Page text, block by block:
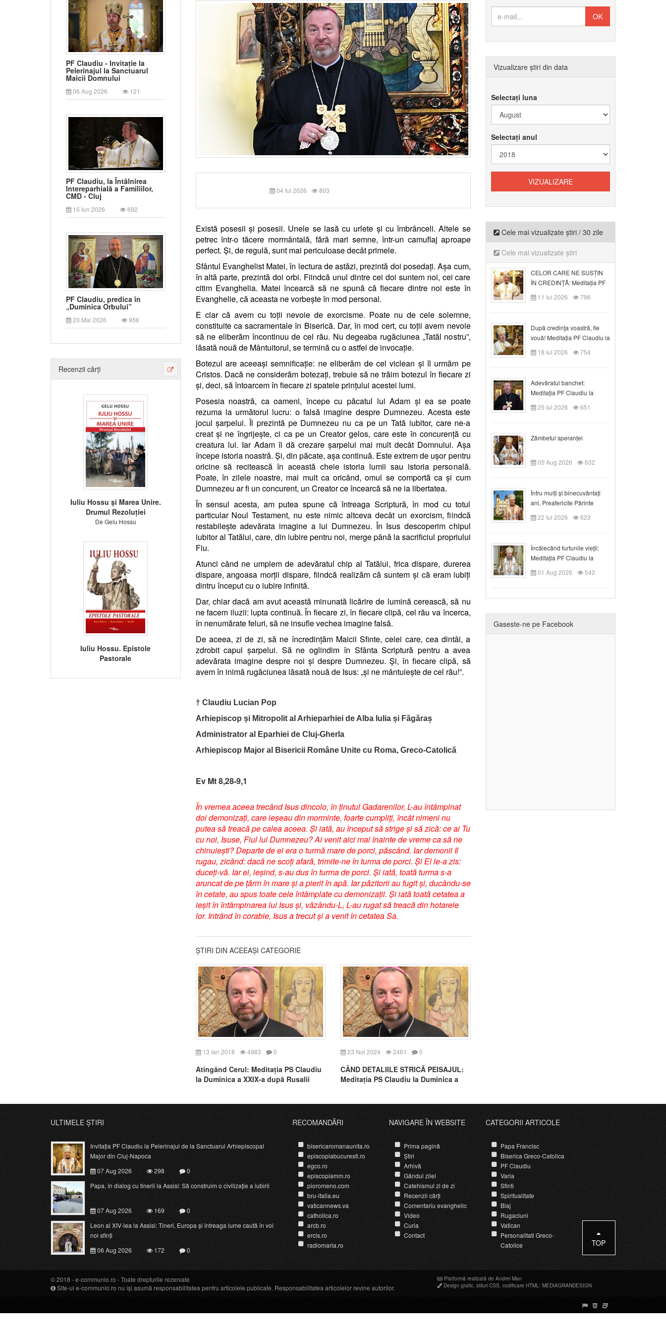
PF Claudiu - Invitație la
Pelerinajul la Sanctuarul
Maicii Domnului
06 Aug 2026 121
PF Claudiu, la Întâlnirea
Intereparhială a Familiilor,
CMD - Cluj
15 Iun 2026 692
PF Claudiu, predica în
„Duminica Orbului”
20 Mai 2026 956
Recenzii cărți
Iuliu Hossu și Marea Unire.
Drumul Rezoluției
De Gelu Hossu
Iuliu Hossu. Epistole
Pastorale
04 Iul 2026 803
Există posesii și posesii. Unele se lasă cu urlete și cu îmbrânceli. Altele se
petrec într-o tăcere mormântală, fără mari semne, într-un camuflaj aproape
perfect. Și, de regulă, sunt mai periculoase decât primele.
Sfântul Evanghelist Matei, în lectura de astăzi, prezintă doi posedați. Așa cum,
în altă parte, prezintă doi orbi. Fiindcă unul dintre cei doi suntem noi, cei care
citim Evanghelia. Matei încearcă să ne spună că fiecare dintre noi este în
Evanghelie, că aceasta ne vorbește în mod personal.
E clar că avem cu toții nevoie de exorcisme. Poate nu de cele solemne,
constituite ca sacramentale în Biserică. Dar, în mod cert, cu toții avem nevoie
să ne eliberăm încontinuu de cel rău. Nu degeaba rugăciunea „Tatăl nostru”,
lăsată nouă de Mântuitorul, se termină cu o astfel de invocație.
Botezul are aceeași semnificație: ne eliberăm de cel viclean și îl urmăm pe
Cristos. Dacă ne considerăm botezați, trebuie să ne trăim botezul în fiecare zi
și, deci, să întoarcem în fiecare zi spatele prințului acestei lumi.
Posesia noastră, ca oameni, începe cu păcatul lui Adam și ea se poate
rezuma la următorul lucru: o falsă imagine despre Dumnezeu. Acesta este
jocul șarpelui. Îl prezintă pe Dumnezeu nu ca pe un Tată iubitor, care ne-a
creat și ne îngrijește, ci ca pe un Creator gelos, care este în concurență cu
creatura lui. Iar Adam îi dă crezare șarpelui mai mult decât Domnului. Așa
începe istoria noastră. Și, din păcate, așa continuă. Este extrem de ușor pentru
oricine să recitească în această cheie istoria lumii sau istoria personală.
Poate, în zilele noastre, mai mult ca oricând, omul se comportă ca și cum
Dumnezeu ar fi un concurent, un Creator ce încearcă să ne ia libertatea.
În sensul acesta, am putea spune că întreaga Scriptură, în mod cu totul
particular Noul Testament, nu este nimic altceva decât un exorcism, fiindcă
restabilește adevărata imagine a lui Dumnezeu. În Isus descoperim chipul
iubitor al Tatălui, care, din iubire pentru noi, merge până la sacrificiul propriului
Fiu.
Atunci când ne umplem de adevăratul chip al Tatălui, frica dispare, durerea
dispare, angoasa morții dispare, fiindcă realizăm că suntem și că eram iubiți
dintru început cu o iubire infinită.
Dar, chiar dacă am avut această minunată licărire de lumină cerească, să nu
ne facem iluzii: lupta continuă. În fiecare zi, în fiecare clipă, cel rău va încerca,
în nenumărate feluri, să ne insufle vechea imagine falsă.
De aceea, zi de zi, să ne încredințăm Maicii Sfinte, celei care, cea dintâi, a
zdrobit capul șarpelui. Să ne oglindim în Sfânta Scriptură pentru a avea
adevărata imagine despre noi și despre Dumnezeu. Și, în fiecare clipă, să
avem în inimă rugăciunea lăsată nouă de Isus: „și ne mântuiește de cel rău!”.
† Claudiu Lucian Pop
Arhiepiscop și Mitropolit al Arhieparhiei de Alba Iulia și Făgăraș
Administrator al Eparhiei de Cluj-Gherla
Arhiepiscop Major al Bisericii Române Unite cu Roma, Greco-Catolică
Ev Mt 8,28-9,1
În vremea aceea trecând Isus dincolo, în ținutul Gadarenilor, L-au întâmpinat
doi demonizați, care ieșeau din morminte, foarte cumpliți, încât nimeni nu
putea să treacă pe calea aceea. Și iată, au început să strige și să zică: ce ai Tu
cu noi, Isuse, Fiul lui Dumnezeu? Ai venit aici mai înainte de vreme ca să ne
chinuiești? Departe de ei era o turmă mare de porci, păscând. Iar demonii Il
rugau, zicând: dacă ne scoți afară, trimite-ne în turma de porci. Și El le-a zis:
duceți-vă. Iar ei, ieșind, s-au dus în turma de porci. Și iată, toată turma s-a
aruncat de pe țărm în mare și a pierit în apă. Iar păzitorii au fugit și, ducându-se
în cetate, au spus toate cele întâmplate cu demonizații. Și iată toată cetatea a
ieșit în întâmpinarea lui Isus și, văzându-L, L-au rugat să treacă din hotarele
lor. Intrând în corabie, Isus a trecut și a venit în cetatea Sa.
ȘTIRI DIN ACEEAȘI CATEGORIE
13 Ian 2018 4983 0
Atingând Cerul: Meditația PS Claudiu
la Duminica a XXIX-a după Rusalii
23 Noi 2024 2461 0
CÂND DETALIILE STRICĂ PEISAJUL:
Meditația PS Claudiu la Duminica a
Vizualizare știri din data
Selectați luna
Selectați anul
Cele mai vizualizate știri / 30 zile
Cele mai vizualizate știri
CELOR CARE NE SUSȚIN
ÎN CREDINȚĂ: Meditația PF
Claudiu la Duminica a VI-a
după Rusalii
11 Iul 2026 796
După credinţa voastră, fie
vouă! Meditația PF Claudiu la
duminica a VII-a după Rusalii
18 Iul 2026 754
Adevăratul banchet:
Meditația PF Claudiu la
Duminica a VIII-a după
Rusalii
25 Iul 2026 651
Zâmbetul speranței
05 Aug 2026 632
Întru mulți și binecuvântați
ani, Preafericite Părinte
Claudiu!
22 Iul 2026 623
Încălecând furtunile vieții:
Meditația PF Claudiu la
Duminica a IX-a după Rusalii
01 Aug 2026 542
Gaseste-ne pe Facebook
ULTIMELE ȘTIRI
Invitația PF Claudiu la Pelerinajul de la Sanctuarul Arhiepiscopal
Major din Cluj-Napoca
07 Aug 2026
298
0
Papa, în dialog cu tinerii la Assisi: Să construim o civilizație a iubirii
07 Aug 2026 169
0
Leon al XIV-lea la Assisi: Tineri, Europa și întreaga lume caută în voi
noi sfinți
06 Aug 2026
172 0
RECOMANDĂRI
bisericaromanaunita.ro
episcopiabucuresti.ro
egco.ro
episcopiamm.ro
pioromeno.com
bru-italia.eu
vaticannews.va
catholica.ro
arcb.ro
ercis.ro
radiomaria.ro
NAVIGARE ÎN WEBSITE
Prima pagină
Știri
Arhivă
Gândul zilei
Catehismul zi de zi
Recenzii cărți
Comentariu evanghelic
Video
Curia
Contact
CATEGORII ARTICOLE
Papa Francisc
Biserica Greco-Catolica
PF Claudiu
Varia
Sfinti
Spiritualitate
Blaj
Rugaciuni
Vatican
Personalitati Greco-
Catolice
TOP
© 2018 -e-communio.ro - Toate drepturile rezervate
Site-ul e-communio.ro nu își asumă responsabilitatea pentru articolele publicate. Responsabilitatea articolelor revine autorilor.
Platformă realizată de Andrei Man
Design grafic stiluri CSS codificare HTML : MEDIAGRANDESIGN